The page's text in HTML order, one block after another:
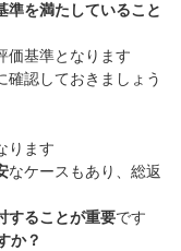
準を満たしていること
価基準となります
確認しておきましょう
ります
なケースもあり、総返
することが重要です
か？